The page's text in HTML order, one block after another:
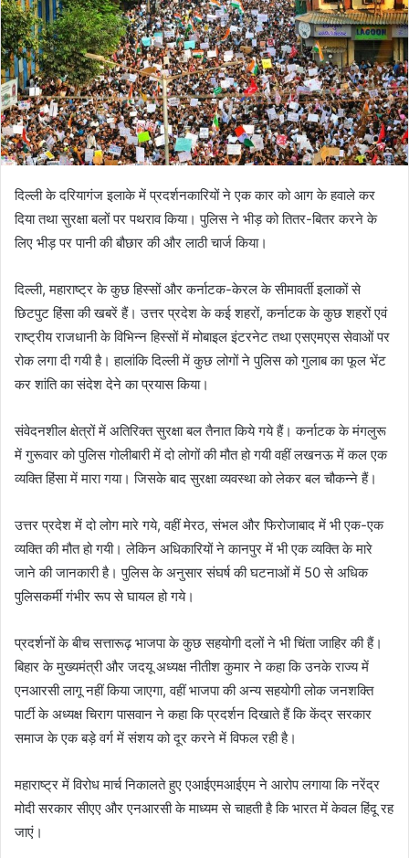
दिल्ली के दरियागंज इलाके में प्रदर्शनकारियों ने एक कार को आग के हवाले कर
दिया तथा सुरक्षा बलों पर पथराव किया। पुलिस ने भीड़ को तितर-बितर करने के
लिए भीड़ पर पानी की बौछार की और लाठी चार्ज किया।
दिल्ली, महाराष्ट्र के कुछ हिस्सों और कर्नाटक-केरल के सीमावर्ती इलाकों से
छिटपुट हिंसा की खबरें हैं। उत्तर प्रदेश के कई शहरों, कर्नाटक के कुछ शहरों एवं
राष्ट्रीय राजधानी के विभिन्न हिस्सों में मोबाइल इंटरनेट तथा एसएमएस सेवाओं पर
रोक लगा दी गयी है। हालांकि दिल्ली में कुछ लोगों ने पुलिस को गुलाब का फूल भेंट
कर शांति का संदेश देने का प्रयास किया।
संवेदनशील क्षेत्रों में अतिरिक्त सुरक्षा बल तैनात किये गये हैं। कर्नाटक के मंगलुरू
में गुरूवार को पुलिस गोलीबारी में दो लोगों की मौत हो गयी वहीं लखनऊ में कल एक
व्यक्ति हिंसा में मारा गया। जिसके बाद सुरक्षा व्यवस्था को लेकर बल चौकन्ने हैं।
उत्तर प्रदेश में दो लोग मारे गये, वहीं मेरठ, संभल और फिरोजाबाद में भी एक-एक
व्यक्ति की मौत हो गयी। लेकिन अधिकारियों ने कानपुर में भी एक व्यक्ति के मारे
जाने की जानकारी है। पुलिस के अनुसार संघर्ष की घटनाओं में 50 से अधिक
पुलिसकर्मी गंभीर रूप से घायल हो गये।
प्रदर्शनों के बीच सत्तारूढ़ भाजपा के कुछ सहयोगी दलों ने भी चिंता जाहिर की हैं।
बिहार के मुख्यमंत्री और जदयू अध्यक्ष नीतीश कुमार ने कहा कि उनके राज्य में
एनआरसी लागू नहीं किया जाएगा, वहीं भाजपा की अन्य सहयोगी लोक जनशक्ति
पार्टी के अध्यक्ष चिराग पासवान ने कहा कि प्रदर्शन दिखाते हैं कि केंद्र सरकार
समाज के एक बड़े वर्ग में संशय को दूर करने में विफल रही है।
महाराष्ट्र में विरोध मार्च निकालते हुए एआईएमआईएम ने आरोप लगाया कि नरेंद्र
मोदी सरकार सीएए और एनआरसी के माध्यम से चाहती है कि भारत में केवल हिंदू रह
जाएं।